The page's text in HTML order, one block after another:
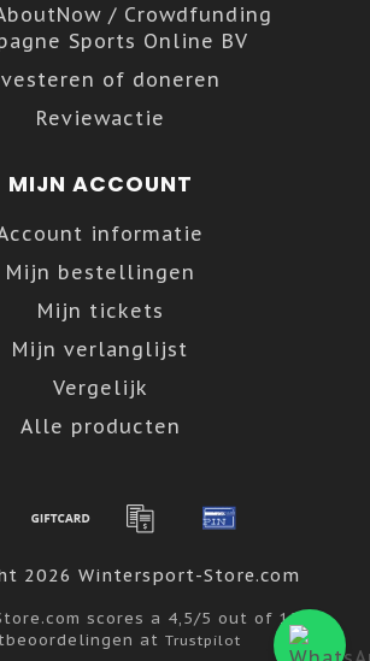
/ Crowdfunding
Sports Online BV
of doneren
Reviewactie
MIJN ACCOUNT
informatie
Mijn bestellingen
Mijn tickets
Mijn verlanglijst
Vergelijk
Alle producten
2026 Wintersport-Store.com
scores a 4,5/5 out of 122
at Trustpilot